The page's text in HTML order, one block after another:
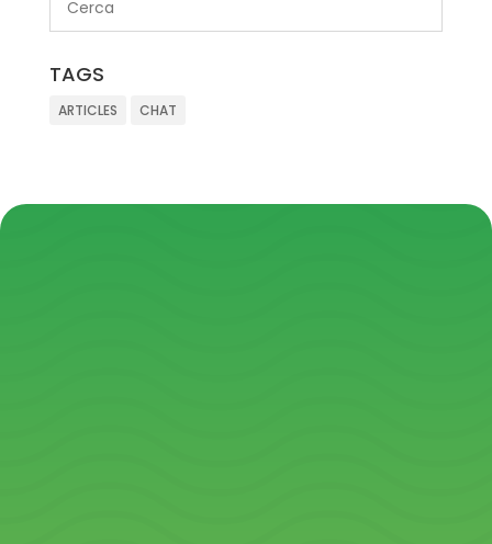
TAGS
ARTICLES CHAT